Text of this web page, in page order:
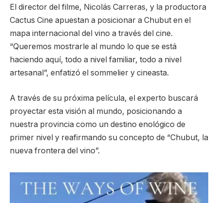
El director del filme, Nicolás Carreras, y la productora
Cactus Cine apuestan a posicionar a Chubut en el
mapa internacional del vino a través del cine.
“Queremos mostrarle al mundo lo que se está
haciendo aquí, todo a nivel familiar, todo a nivel
artesanal”, enfatizó el sommelier y cineasta.
A través de su próxima película, el experto buscará
proyectar esta visión al mundo, posicionando a
nuestra provincia como un destino enológico de
primer nivel y reafirmando su concepto de “Chubut, la
nueva frontera del vino”.